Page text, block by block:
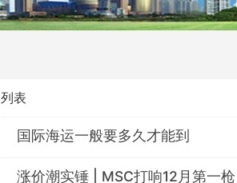
列表
国际海运一般要多久才能到
涨价潮实锤 | MSC打响12月第一